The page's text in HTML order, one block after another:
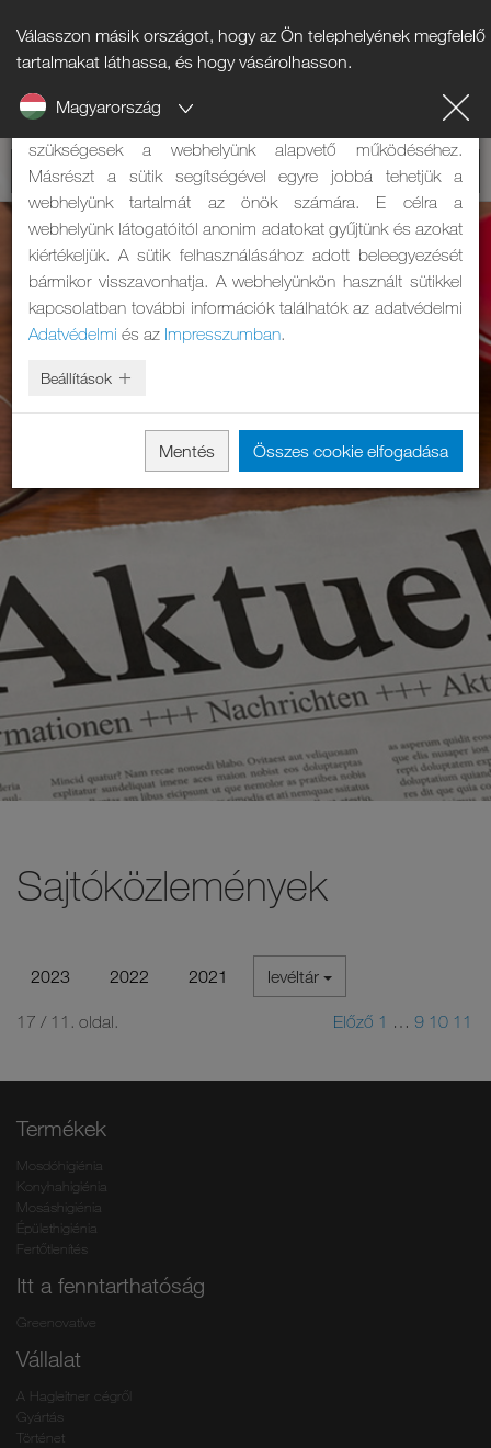
Válasszon másik országot, hogy az Ön telephelyének megfelelő
tartalmakat láthassa, és hogy vásárolhasson.
Magyarország
Sajtóközlemények
2023 2022 2021 levéltár
17 / 11. oldal. Előző 1 … 9 10 11
Termékek
Mosdóhigiénia
Konyhahigiénia
Mosáshigiénia
Épülethigiénia
Fertőtlenítés
Itt a fenntarthatóság
Greenovative
Vállalat
A Hagleitner cégről
Gyártás
Történet
Tájékoztató a sütikről
A weboldalunk sütiket használ. Két feladatuk van: Egyrészt
szükségesek a webhelyünk alapvető működéséhez.
Másrészt a sütik segítségével egyre jobbá tehetjük a
webhelyünk tartalmát az önök számára. E célra a
webhelyünk látogatóitól anonim adatokat gyűjtünk és azokat
kiértékeljük. A sütik felhasználásához adott beleegyezését
bármikor visszavonhatja. A webhelyünkön használt sütikkel
kapcsolatban további információk találhatók az adatvédelmi
Adatvédelmi és az Impresszumban.
Beállítások
Mentés Összes cookie elfogadása